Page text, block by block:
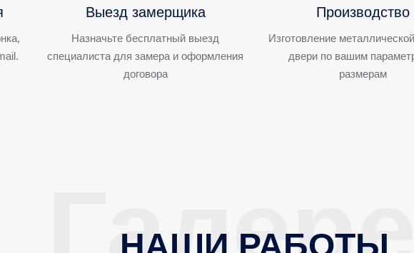
Выезд замерщика
Назначьте бесплатный выезд
специалиста для замера и оформления
договора
Производство
Изготовление
двери по вашим
размерам